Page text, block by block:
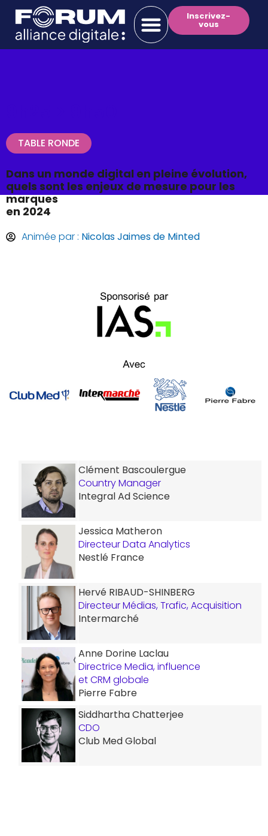
Inscrivez-
vous
TABLE RONDE
Dans un monde digital en pleine évolution,
quels sont les enjeux de mesure pour les
marques
en 2024
Animée par : Nicolas Jaimes de Minted
Clément Bascoulergue
Country Manager
Integral Ad Science
Jessica Matheron
Directeur Data Analytics
Nestlé France
Hervé RIBAUD-SHINBERG
Directeur Médias, Trafic, Acquisition
Intermarché
Anne Dorine Laclau
Directrice Media, influence
et CRM globale
Pierre Fabre
Siddhartha Chatterjee
CDO
Club Med Global